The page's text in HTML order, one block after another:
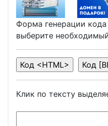
Форма генерации кода
выберите
Клик по тексту